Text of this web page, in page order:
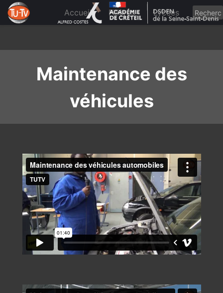
content
Accueil Filières Lycées
Maintenance des
véhicules